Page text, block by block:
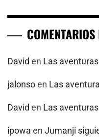
David en Las
jalonsoen Las
David en Las
ipowa en Jumanji